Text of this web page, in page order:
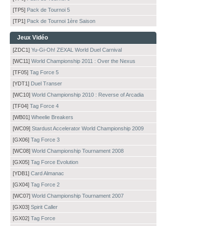
[TP5] Pack de Tournoi 5
[TP1] Pack de Tournoi 1ère Saison
Jeux Vidéo
[ZDC1] Yu-Gi-Oh! ZEXAL World Duel Carnival
[WC11] World Championship 2011 : Over the Nexus
[TF05] Tag Force 5
[YDT1] Duel Transer
[WC10] World Championship 2010 : Reverse of Arcadia
[TF04] Tag Force 4
[WB01] Wheelie Breakers
[WC09] Stardust Accelerator World Championship 2009
[GX06] Tag Force 3
[WC08] World Championship Tournament 2008
[GX05] Tag Force Evolution
[YDB1] Card Almanac
[GX04] Tag Force 2
[WC07] World Championship Tournament 2007
[GX03] Spirit Caller
[GX02] Tag Force